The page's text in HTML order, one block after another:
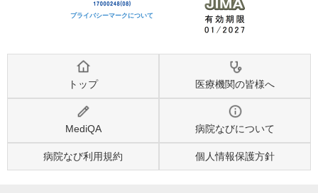
プライバシーマークについて
トップ 医療機関の皆様へ
MediQA 病院なびについて
病院なび利用規約 個人情報保護方針